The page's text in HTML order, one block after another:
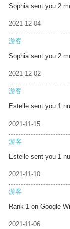
Sophia sent you 2
2021-12-04
游客
Sophia sent you 2
2021-12-02
游客
Estelle sent you 1
2021-11-15
游客
Estelle sent you 1
2021-11-10
游客
Rank 1 on Google
2021-11-06